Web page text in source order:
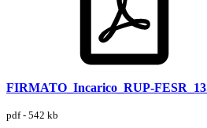
FIRMATO_Incarico_RUP-
pdf - 542 kb